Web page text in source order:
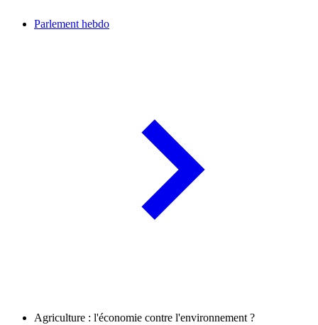
Parlement hebdo
Agriculture : l'économie contre l'environnement ?